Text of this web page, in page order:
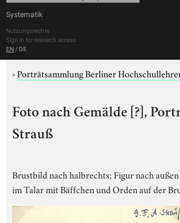
Systematik
Nutzungsrechte
Sign in for research access
EN / DE
›Porträtsammlung Berliner
Foto nach Gemälde [?],
Strauß
Brustbild nach halbrechts; Figur nach
im Talar mit Bäffchen und Orden auf der